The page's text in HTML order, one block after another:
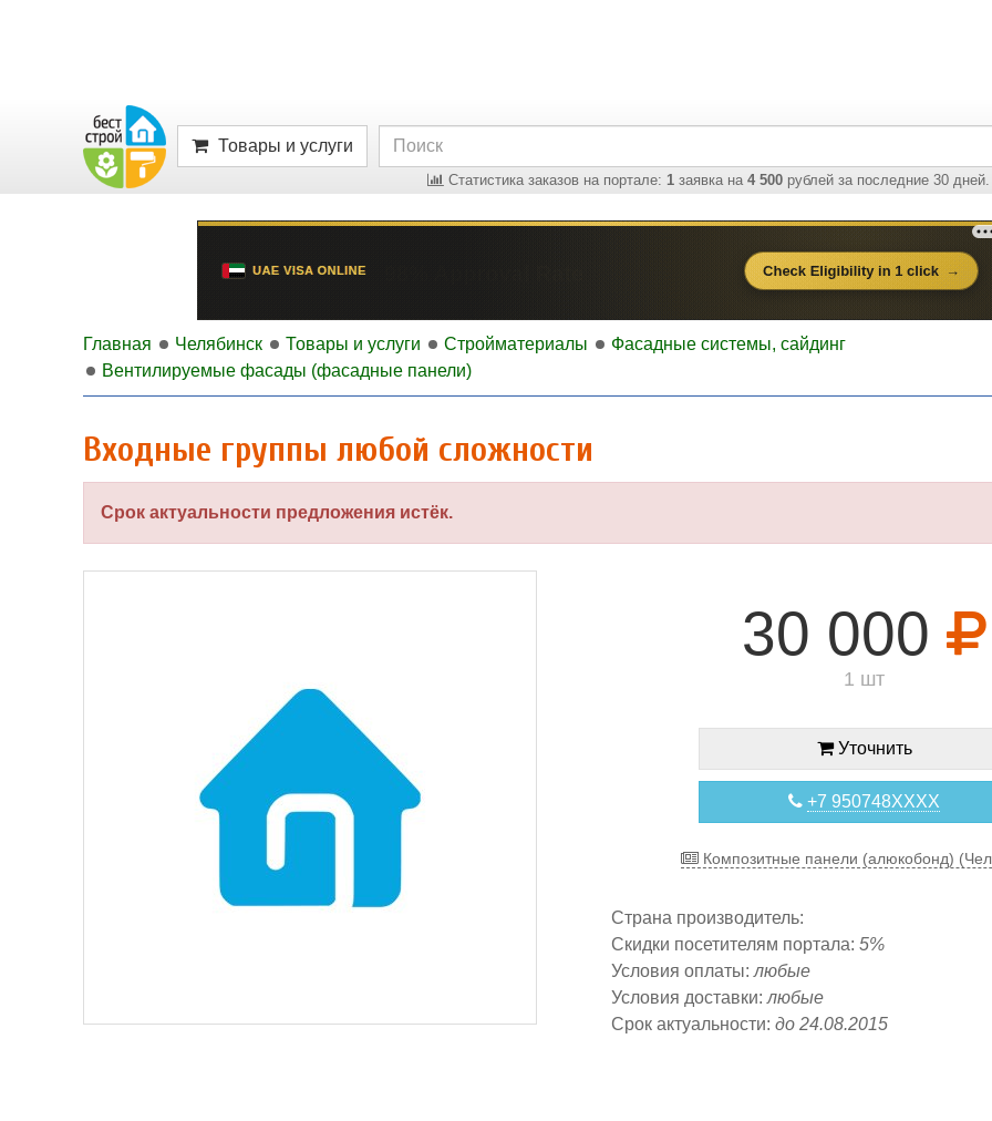
Товары и услуги
Статистика заказов на портале: 1заявка на 4 500рублей за последние 30 дней.
Главная Челябинск Товары и услуги Стройматериалы
Фасадные системы, сайдинг
Вентилируемые фасады (фасадные панели)
Входные группы любой сложности
Срок актуальности предложения истёк.
30 000
1 шт
Уточнить
+7 950748XXXX
Композитные панели (алюкобонд)
Страна производитель:
Скидки посетителям портала: 5%
Условия оплаты: любые
Условия доставки: любые
Срок актуальности: до 24.08.2015